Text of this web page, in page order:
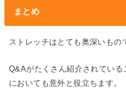
まとめ
ストレッチはとても奥深いもの
Q&Aがたくさん紹介されてい
においても意外と役立ちます。